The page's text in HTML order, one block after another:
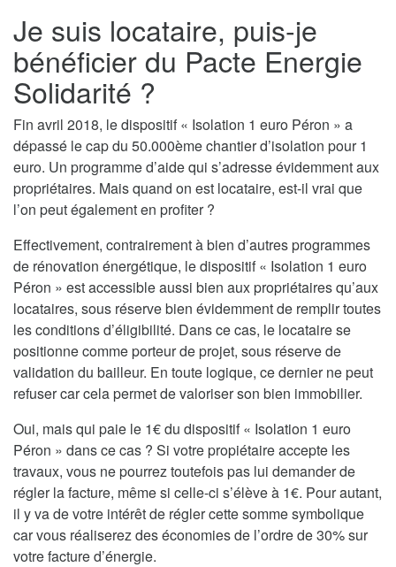
Je suis locataire, puis-je
bénéficier du Pacte Energie
Solidarité ?
Fin avril 2018, le dispositif « Isolation 1 euro Péron » a
dépassé le cap du 50.000ème chantier d’isolation pour 1
euro. Un programme d’aide qui s’adresse évidemment aux
propriétaires. Mais quand on est locataire, est-il vrai que
l’on peut également en profiter ?
Effectivement, contrairement à bien d’autres programmes
de rénovation énergétique, le dispositif « Isolation 1 euro
Péron » est accessible aussi bien aux propriétaires qu’aux
locataires, sous réserve bien évidemment de remplir toutes
les conditions d’éligibilité. Dans ce cas, le locataire se
positionne comme porteur de projet, sous réserve de
validation du bailleur. En toute logique, ce dernier ne peut
refuser car cela permet de valoriser son bien immobilier.
Oui, mais qui paie le 1€ du dispositif « Isolation 1 euro
Péron » dans ce cas ? Si votre propiétaire accepte les
travaux, vous ne pourrez toutefois pas lui demander de
régler la facture, même si celle-ci s’élève à 1€. Pour autant,
il y va de votre intérêt de régler cette somme symbolique
car vous réaliserez des économies de l’ordre de 30% sur
votre facture d’énergie.